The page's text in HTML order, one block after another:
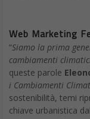
Web Marketing
“Siamo la prima
cambiamenti
queste parole
i Cambiamenti
sostenibilità, temi
chiave urbanistica